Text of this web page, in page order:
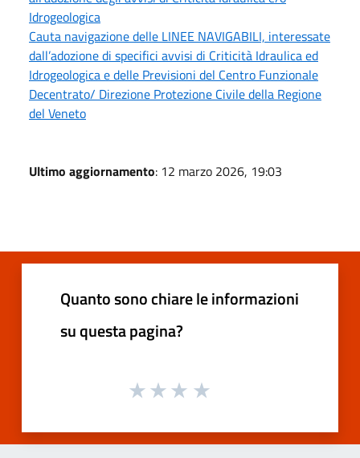
Idrogeologica
Cauta navigazione delle LINEE NAVIGABILI, interessate
dall’adozione di specifici avvisi di Criticità Idraulica ed
Idrogeologica e delle Previsioni del Centro Funzionale
Decentrato/ Direzione Protezione Civile della Regione
del Veneto
Ultimo aggiornamento: 12 marzo 2026, 19:03
Quanto sono chiare le informazioni
su questa pagina?